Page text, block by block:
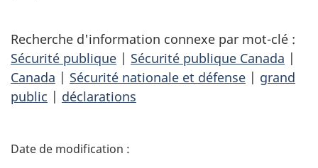
Recherche d'information connexe par mot-clé :
Sécurité publique | Sécurité publique Canada |
Canada | Sécurité nationale et défense | grand
public | déclarations
D